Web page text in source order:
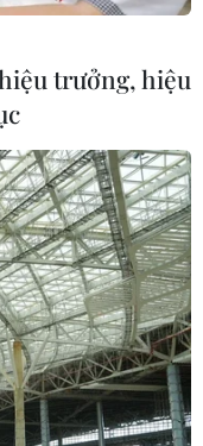
sử dụng
cáo
tin và Truyền thông
Email:
Fax: (024)
trưởng, hiệu